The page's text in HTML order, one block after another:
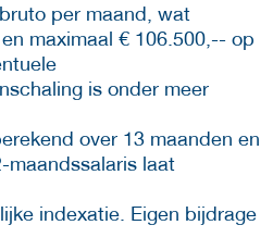
per maand, wat
maximaal € 106.500,-- op
is onder meer
over 13 maanden en
maandssalaris laat
indexatie. Eigen bijdrage